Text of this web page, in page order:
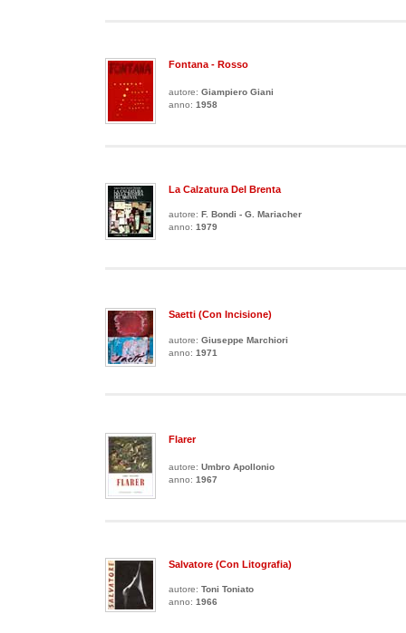
Fontana - Rosso
autore: Giampiero Giani
anno: 1958
La Calzatura Del Brenta
autore: F. Bondi - G. Mariacher
anno: 1979
Saetti (con Incisione)
autore: Giuseppe Marchiori
anno: 1971
Flarer
autore: Umbro Apollonio
anno: 1967
Salvatore (con Litografia)
autore: Toni Toniato
anno: 1966